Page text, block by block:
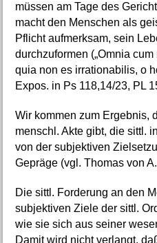
müssen am Tage des
macht den Menschen als
Pflicht aufmerksam, sein
durchzuformen („Omnia
quia non es irrationabilis, o
Expos. in Ps 118,14/23, PL
Wir kommen zum Ergebnis,
menschl. Akte gibt, die sittl.
von der subjektiven
Gepräge (vgl. Thomas von
Die sittl. Forderung an den
subjektiven Ziele der sittl.
wie sie sich aus seiner
Damit wird nicht verlangt,